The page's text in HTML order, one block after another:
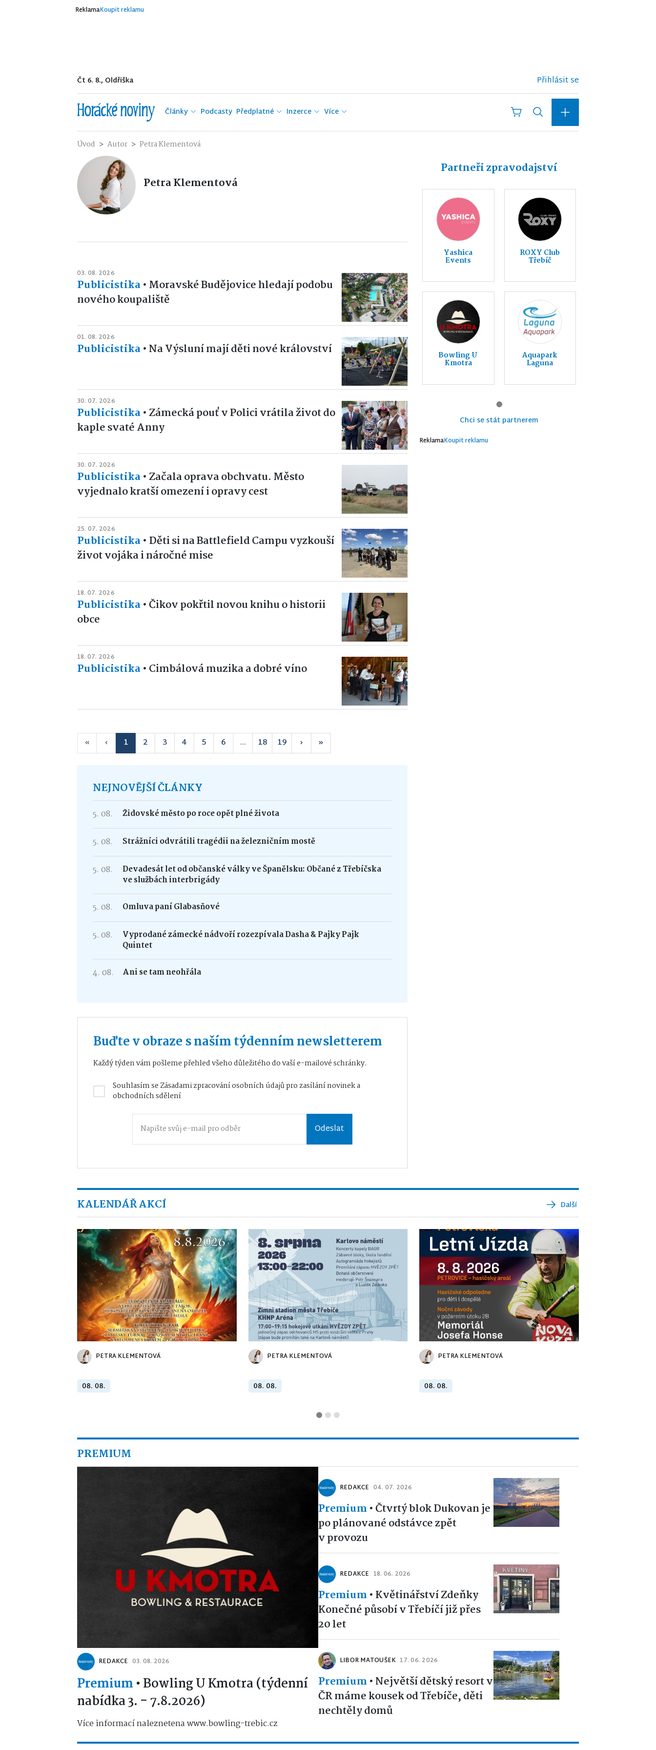
ReklamaKoupit reklamu
Čt 6. 8., Oldřiška Přihlásit se
Články Podcasty Předplatné Inzerce Více
Úvod Autor Petra Klementová
Petra Klementová
03. 08. 2026
Publicistika• Moravské Budějovice hledají podobu
nového koupaliště
01. 08. 2026
Publicistika• Na Výsluní mají děti nové království
30. 07. 2026
Publicistika• Zámecká pouť v Polici vrátila život do
kaple svaté Anny
30. 07. 2026
Publicistika• Začala oprava obchvatu. Město
vyjednalo kratší omezení i opravy cest
25. 07. 2026
Publicistika• Děti si na Battlefield Campu vyzkouší
život vojáka i náročné mise
18. 07. 2026
Publicistika•Čikov pokřtil novou knihu o historii
obce
18. 07. 2026
Publicistika• Cimbálová muzika a dobré víno
« ‹ 1 2 3 4 5 6 ... 18 19 › »
NEJNOVĚJŠÍ ČLÁNKY
5. 08. Židovské město po roce opět plné života
5. 08. Strážníci odvrátili tragédii na železničním mostě
5. 08.
Devadesát let od občanské války ve Španělsku: Občané z Třebíčska
ve službách interbrigády
5. 08. Omluva paní Glabasňové
5. 08.
Vyprodané zámecké nádvoří rozezpívala Dasha & Pajky Pajk
Quintet
4. 08. Ani se tam neohřála
Buďte v obraze s naším týdenním newsletterem
Každý týden vám pošleme přehled všeho důležitého do vaší e-mailové schránky.
Souhlasím seZásadami zpracování osobních údajůpro zasílání novinek a
obchodních sdělení
Odeslat
Partneři zpravodajství
Yashica
Events
ROXY Club
Třebíč
Bowling U
Kmotra
Aquapark
Laguna
Chci se stát partnerem
ReklamaKoupit reklamu
KALENDÁŘ AKCÍ Další
PETRA KLEMENTOVÁ
08. 08.
PETRA KLEMENTOVÁ
08. 08.
PETRA KLEMENTOVÁ
08. 08.
PREMIUM
REDAKCE 03. 08. 2026
Premium • Bowling U Kmotra (týdenní
nabídka 3. - 7.8.2026)
Více informací naleznetena www.bowling-trebic.cz
REDAKCE 04. 07. 2026
Premium •Čtvrtý blok Dukovan je
po plánované odstávce zpět
v provozu
REDAKCE 18. 06. 2026
Premium • Květinářství Zdeňky
Konečné působí v Třebíčí již přes
20 let
LIBOR MATOUŠEK 17. 06. 2026
Premium • Největší dětský resort v
ČR máme kousek od Třebíče, děti
nechtěly domů